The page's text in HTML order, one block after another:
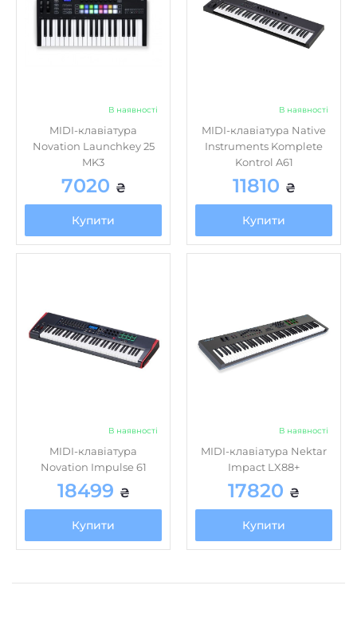
В наявності
MIDI-клавіатура
Novation Launchkey 25
MK3
7020 ₴
Купити
В наявності
MIDI-клавіатура Native
Instruments Komplete
Kontrol A61
11810 ₴
Купити
В наявності
MIDI-клавіатура
Novation Impulse 61
18499 ₴
Купити
В наявності
MIDI-клавіатура Nektar
Impact LX88+
17820 ₴
Купити